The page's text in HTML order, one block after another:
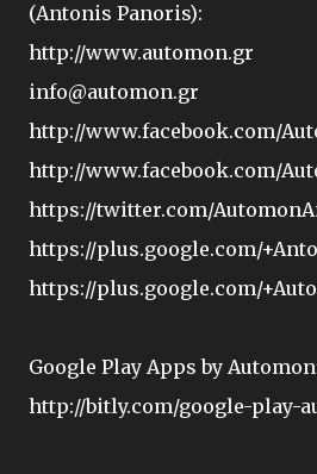
(Antonis Panoris):
http://www.automon.gr
info@automon.gr
http://www.facebook.com/
http://www.facebook.com/
https://twitter.com/
https://plus.google.com/
https://plus.google.com/
Google Play Apps by
http://bitly.com/google-play-